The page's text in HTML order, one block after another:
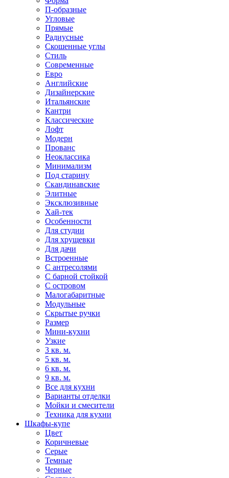
П-образные
Угловые
Прямые
Радиусные
Скошенные углы
Стиль
Современные
Евро
Английские
Дизайнерские
Итальянские
Кантри
Классические
Лофт
Модерн
Прованс
Неоклассика
Минимализм
Под старину
Скандинавские
Элитные
Эксклюзивные
Хай-тек
Особенности
Для студии
Для хрущевки
Для дачи
Встроенные
С антресолями
С барной стойкой
С островом
Малогабаритные
Модульные
Скрытые ручки
Размер
Мини-кухни
Узкие
3 кв. м.
5 кв. м.
6 кв. м.
9 кв. м.
Все для кухни
Варианты отделки
Мойки и смесители
Техника для кухни
Шкафы-купе
Цвет
Коричневые
Серые
Темные
Черные